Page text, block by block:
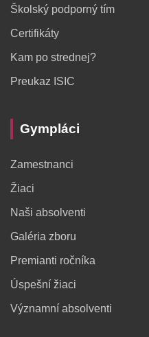
Školský podporný tím
Certifikáty
Kam po strednej?
Preukaz ISIC
Gympláci
Zamestnanci
Žiaci
Naši absolventi
Galéria zboru
Premianti ročníka
Úspešní žiaci
Významní absolventi